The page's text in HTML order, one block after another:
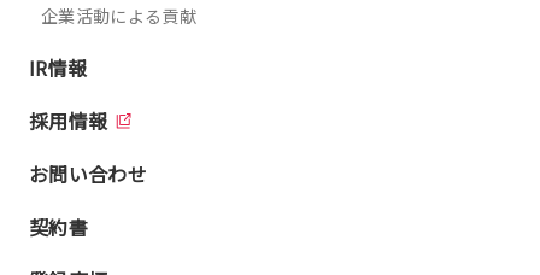
企業活動による貢献
IR情報
採用情報
お問い合わせ
契約書